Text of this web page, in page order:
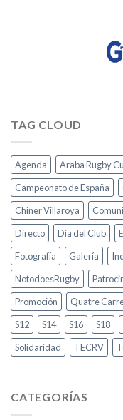
TAG CLOUD
Agenda Araba Rugby
Campeonato de España
Chiner Villaroya
Directo
Día del Club
Fotografía
Galería
NotodoesRugby
Promoción
Quatre
S12
S14 S16 S18
Solidaridad
TECRV
CATEGORÍAS